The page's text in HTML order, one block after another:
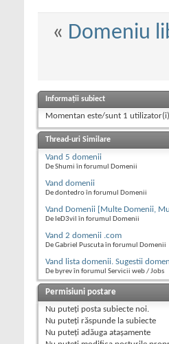
« Domeniu
Informații subiect
Momentan este/sunt 1
Thread-uri Similare
Vand 5 domenii
De Shumi în forumul Domenii
Vand domenii
De dontedro în forumul Domenii
Vand Domenii [Multe Domenii,
De IeD3vil în forumul Domenii
Vand 2 domenii .com
De Gabriel Puscuta în forumul Domenii
Vand lista domenii. Sugestii
De byrev în forumul Servicii web / Jobs
Permisiuni postare
Nu puteţi posta subiecte noi.
Nu puteţi răspunde la subiecte
Nu puteţi adăuga ataşamente